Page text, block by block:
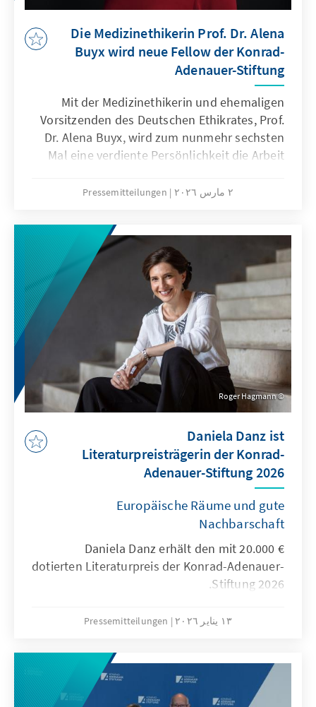
Die Medizinethikerin Prof. Dr. Alena
Buyx wird neue Fellow der Konrad-
Adenauer-Stiftung
Mit der Medizinethikerin und ehemaligen
Vorsitzenden des Deutschen Ethikrates, Prof.
Dr. Alena Buyx, wird zum nunmehr sechsten
Mal eine verdiente Persönlichkeit die Arbeit
begleiten. Sie folgt damit auf den Soziologen
Sicherheitsexperten Christoph Heusgen
(2022), die Meeresbiologin Antje Boetius
(2023), den Digital- und Technologieexperten
Lars Zimmermann (2024) und den
Wirtschaftsexperten Christoph Schmidt
(2025).
٢ مارس ٢٠٢٦ Pressemitteilungen
Roger Hagmann
Daniela Danz ist
Literaturpreisträgerin der Konrad-
Adenauer-Stiftung 2026
Europäische Räume und gute
Nachbarschaft
Daniela Danz erhält den mit 20.000 €
dotierten Literaturpreis der Konrad-Adenauer-
Stiftung 2026.
١٣ يناير ٢٠٢٦ Pressemitteilungen